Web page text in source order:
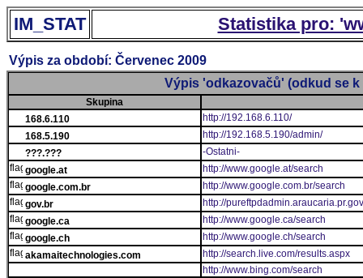
IM_STAT Statistika pro:
Výpis za období: Červenec 2009
Výpis 'odkazovačů' (odkud se k
Skupina
168.6.110
http://192.168.6.110/
168.5.190
http://192.168.5.190/admin/
???.???
-Ostatni-
google.at
http://www.google.at/search
google.com.br
http://www.google.com.br/search
gov.br
http://
google.ca
http://www.google.ca/search
google.ch
http://www.google.ch/search
akamaitechnologies.com
http://search.live.com/results.aspx
http://www.bing.com/search